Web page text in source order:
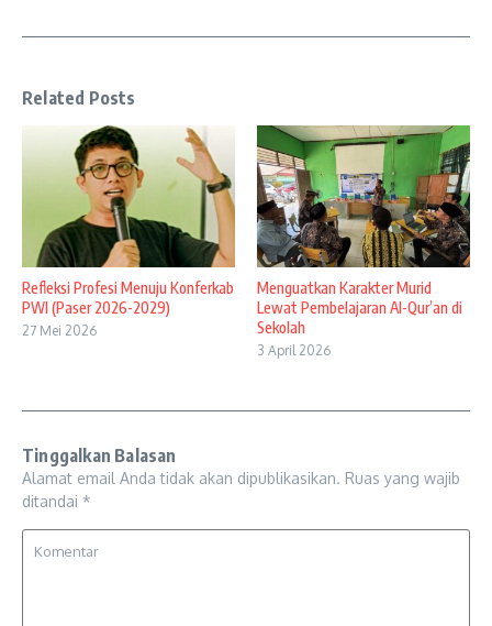
Related Posts
Refleksi Profesi Menuju Konferkab
PWI (Paser 2026-2029)
27 Mei 2026
Menguatkan Karakter Murid
Lewat Pembelajaran Al-Qur’an di
Sekolah
3 April 2026
Tinggalkan Balasan
Alamat email Anda tidak akan dipublikasikan. Ruas yang wajib
ditandai *